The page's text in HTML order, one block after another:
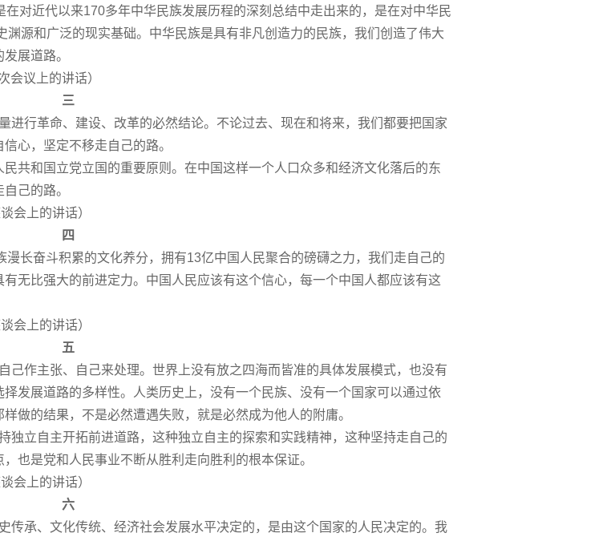
对近代以来170多年中华民族发展历程的深刻总结中走出来的，是在对中华民
源和广泛的现实基础。中华民族是具有非凡创造力的民族，我们创造了伟大
展道路。
议上的讲话）
三
行革命、建设、改革的必然结论。不论过去、现在和将来，我们都要把国家
心，坚定不移走自己的路。
共和国立党立国的重要原则。在中国这样一个人口众多和经济文化落后的东
己的路。
会上的讲话）
四
长奋斗积累的文化养分，拥有13亿中国人民聚合的磅礴之力，我们走自己的
无比强大的前进定力。中国人民应该有这个信心，每一个中国人都应该有这
会上的讲话）
五
作主张、自己来处理。世界上没有放之四海而皆准的具体发展模式，也没有
发展道路的多样性。人类历史上，没有一个民族、没有一个国家可以通过依
做的结果，不是必然遭遇失败，就是必然成为他人的附庸。
立自主开拓前进道路，这种独立自主的探索和实践精神，这种坚持走自己的
也是党和人民事业不断从胜利走向胜利的根本保证。
会上的讲话）
六
承、文化传统、经济社会发展水平决定的，是由这个国家的人民决定的。我